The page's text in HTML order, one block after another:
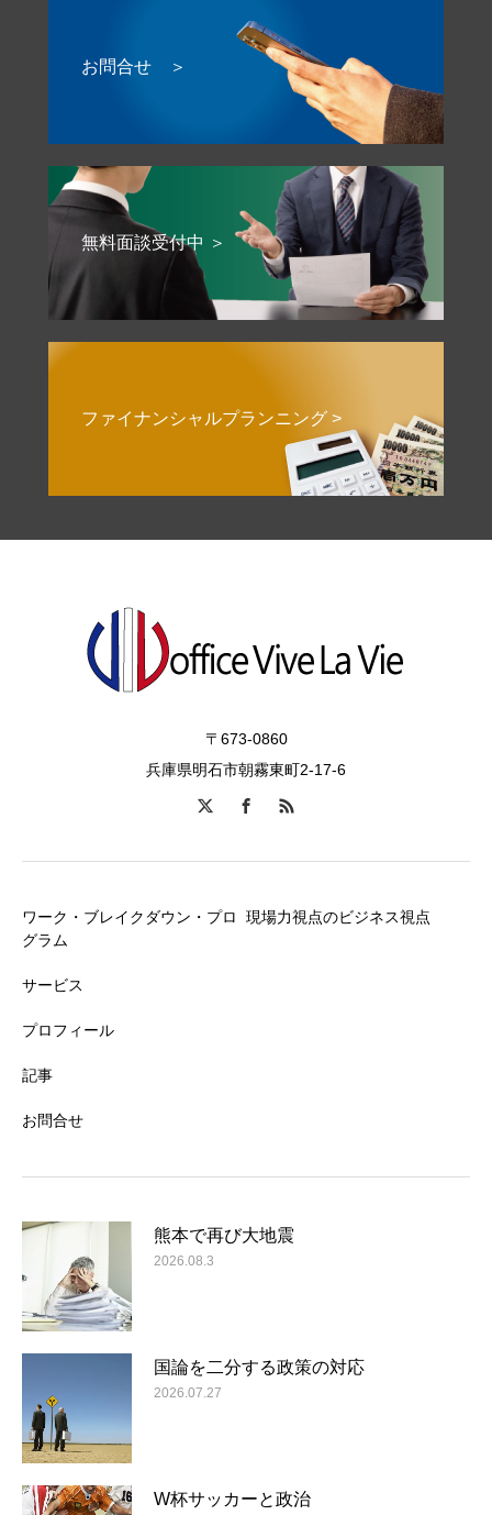
お問合せ ＞
無料面談受付中 ＞
ファイナンシャルプランニング >
〒673-0860
兵庫県明石市朝霧東町2-17-6
ワーク・ブレイクダウン・プロ
グラム
サービス
プロフィール
記事
お問合せ
現場力視点のビジネス視点
熊本で再び大地震
2026.08.3
国論を二分する政策の対応
2026.07.27
W杯サッカーと政治